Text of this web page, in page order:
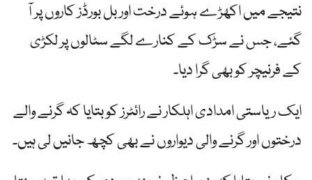
نتیجے میں اکھڑے ہوئے درخت اور بل بورڈز کاروں پر آ
گئے، جس نے سڑک کے کنارے لگے سٹالوں پر لکڑی
کے فرنیچر کو بھی گرا دیا۔
ایک ریاستی امدادی اہلکار نے رائٹرز کو بتایا کہ گرنے والے
درختوں اور گرنے والی دیواروں نے بھی کچھ جانیں لی ہیں۔